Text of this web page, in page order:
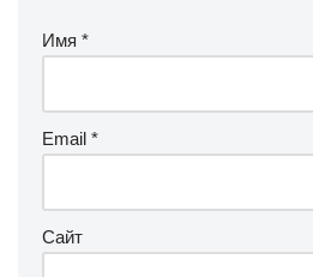
Имя *
Email *
Сайт